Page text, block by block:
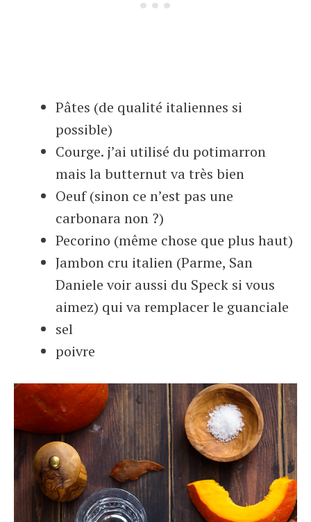
Pâtes (de qualité italiennes si
possible)
Courge. j’ai utilisé du potimarron
mais la butternut va très bien
Oeuf (sinon ce n’est pas une
carbonara non ?)
Pecorino (même chose que plus haut)
Jambon cru italien (Parme, San
Daniele voir aussi du Speck si vous
aimez) qui va remplacer le guanciale
sel
poivre